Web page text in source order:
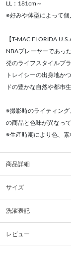
LL：181cm～
※好みや体型によって個
【T-MAC FLORIDA
NBAプレーヤーであっ
発のライフスタイルブラ
トレイシーの出身地か
ドの豊かな自然や都市
※撮影時のライティン
の商品と色味が異なっ
※生産時期により色、素
商品詳細
サイズ
洗濯表記
レビュー